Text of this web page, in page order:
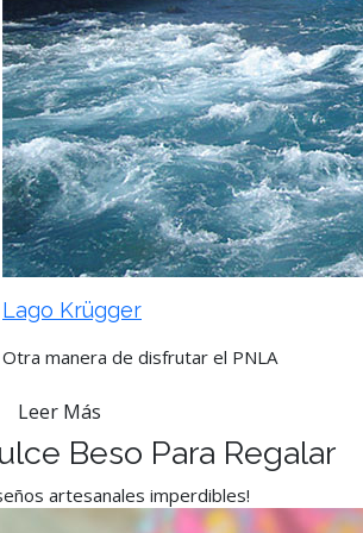
Lago Krügger
Otra manera de disfrutar el PNLA
Leer Más
Beso Para Regalar
artesanales imperdibles!